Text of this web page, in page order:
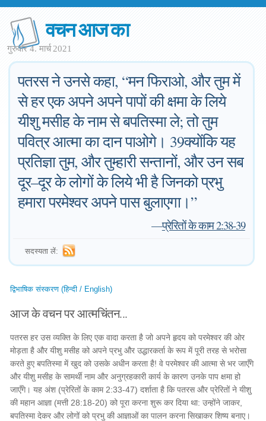
वचन आज का
गुरुवार 4. मार्च 2021
पतरस ने उनसे कहा, “मन फिराओ, और तुम में
से हर एक अपने अपने पापों की क्षमा के लिये
यीशु मसीह के नाम से बपतिस्मा ले; तो तुम
पवित्र आत्मा का दान पाओगे। 39क्योंकि यह
प्रतिज्ञा तुम, और तुम्हारी सन्तानों, और उन सब
दूर–दूर के लोगों के लिये भी है जिनको प्रभु
हमारा परमेश्‍वर अपने पास बुलाएगा।”
—प्रेरितों के काम 2:38-39
सदस्यता लें:
द्विभाषिक संस्करण (हिन्दी / English)
आज के वचन पर आत्मचिंतन...
पतरस हर उस व्यक्ति के लिए एक वादा करता है जो अपने हृदय को परमेश्वर की ओर
मोड़ता है और यीशु मसीह को अपने प्रभु और उद्धारकर्ता के रूप में पूरी तरह से भरोसा
करते हुए बपतिस्मा में खुद को उसके अधीन करता है! वे परमेश्वर की आत्मा से भर जाएँगे
और यीशु मसीह के सामर्थी नाम और अनुग्रहकारी कार्य के कारण उनके पाप क्षमा हो
जाएँगे। यह अंश (प्रेरितों के काम 2:33-47) दर्शाता है कि पतरस और प्रेरितों ने यीशु
की महान आज्ञा (मत्ती 28:18-20) को पूरा करना शुरू कर दिया था: उन्होंने जाकर,
बपतिस्मा देकर और लोगों को प्रभु की आज्ञाओं का पालन करना सिखाकर शिष्य बनाए।